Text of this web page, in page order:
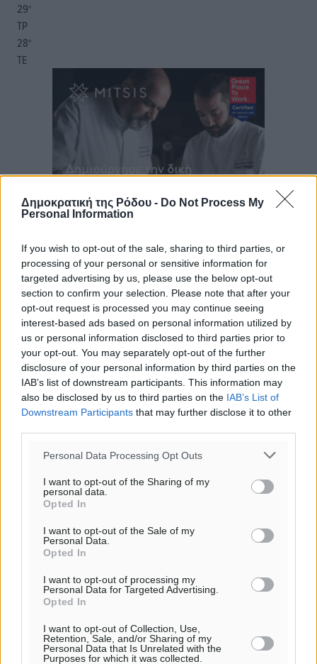
Δημοκρατική της Ρόδου - Do Not Process My
Personal Information
If you wish to opt-out of the sale, sharing to third parties, or
processing of your personal or sensitive information for
targeted advertising by us, please use the below opt-out
section to confirm your selection. Please note that after your
opt-out request is processed you may continue seeing
interest-based ads based on personal information utilized by
us or personal information disclosed to third parties prior to
your opt-out. You may separately opt-out of the further
disclosure of your personal information by third parties on the
IAB’s list of downstream participants. This information may
also be disclosed by us to third parties on the IAB’s List of
Downstream Participants that may further disclose it to other
Personal Data Processing Opt Outs
I want to opt-out of the Sharing of my
personal data.
Opted In
I want to opt-out of the Sale of my
Personal Data.
Opted In
I want to opt-out of processing my
Personal Data for Targeted Advertising.
Opted In
I want to opt-out of Collection, Use,
Retention, Sale, and/or Sharing of my
Personal Data that Is Unrelated with the
Purposes for which it was collected.
29°
ΤΡ
28°
ΤΕ
Τριήμερο εξόδου: Πάνω από 129.000 επιβάτες